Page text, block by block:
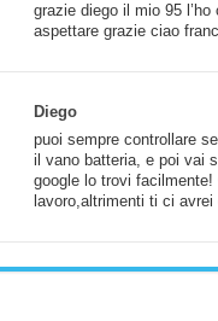
grazie diego il mio 95
aspettare grazie ciao
Diego
puoi sempre controllare
il vano batteria, e poi vai
google lo trovi facilmente!
lavoro,altrimenti ti ci